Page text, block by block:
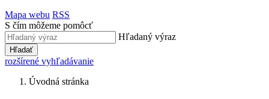
Mapa webu RSS
S čím môžeme pomôcť
Hľadaný výraz
Hľadať
rozšírené vyhľadávanie
Úvodná stránka